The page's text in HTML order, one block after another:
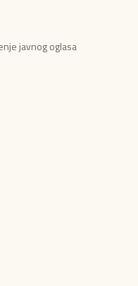
javnog oglasa